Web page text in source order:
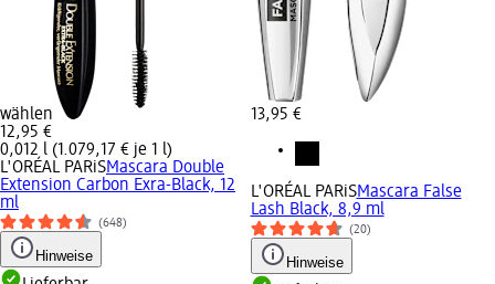
wählen
12,95 €
0,012 l (1.079,17 € je 1 l)
L'ORÉAL PARiSMascara Double
Extension Carbon Exra-Black, 12
ml
(648)
Hinweise
13,95 €
L'ORÉAL PARiSMascara False
Lash Black, 8,9 ml
(20)
Hinweise